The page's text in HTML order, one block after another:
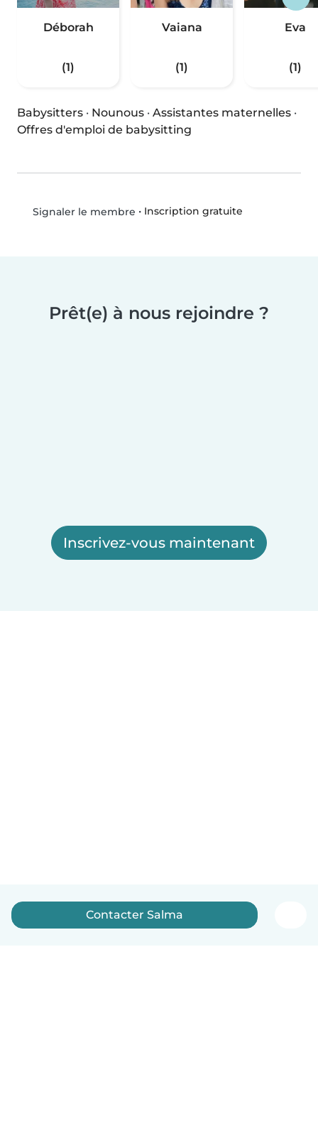
Déborah
(1)
Vaiana
(1)
Eva
(1)
Babysitters · Nounous · Assistantes maternelles ·
Offres d'emploi de babysitting
Signaler le membre • Inscription gratuite
Prêt(e) à nous rejoindre ?
Inscrivez-vous maintenant
Contacter Salma